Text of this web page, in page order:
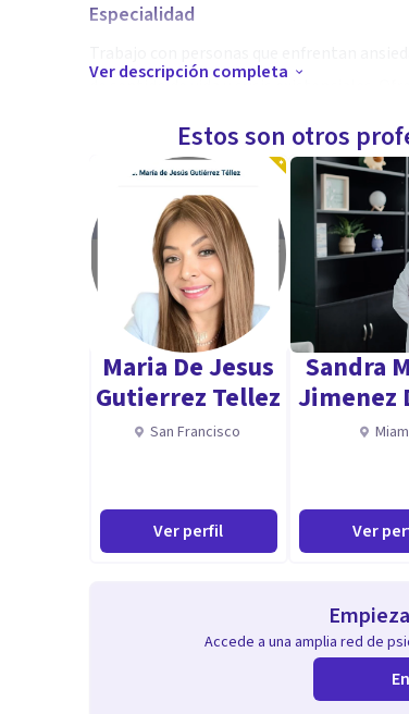
Especialidad
de sentido de vida y crisis existenciales.
Aptitudes
Además de la consulta presencial en
Colombia, Canadá, Australia, España y
accesible, cercano y transformador, sin
Ver descripción completa
Estos son otros
Maria De Jesus
Gutierrez Tellez
San Francisco
Ver perfil
Sandra
Jimenez
Ver
Accede a una amplia red de